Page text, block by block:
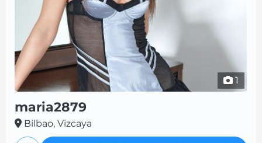
1
maria2879
Bilbao, Vizcaya